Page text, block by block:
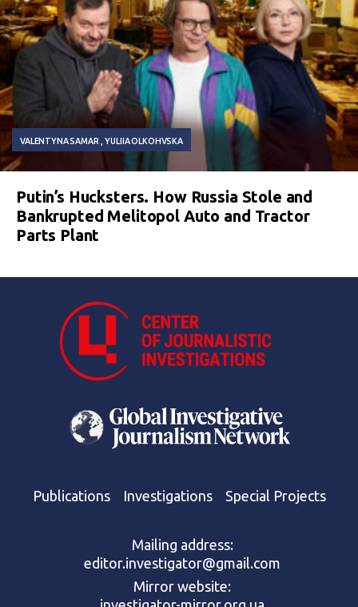
VALENTYNA SAMAR YULIIA OLKOHVSKA
Putin’s Hucksters. How Russia Stole and
Bankrupted Melitopol Auto and Tractor
Parts Plant
Publications Investigations Special Projects
Mailing address:
editor.investigator@gmail.com
Mirror website: